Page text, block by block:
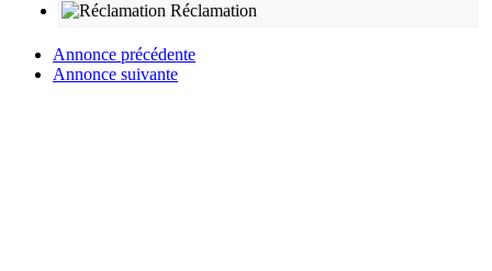
Réclamation
Annonce précédente
Annonce suivante